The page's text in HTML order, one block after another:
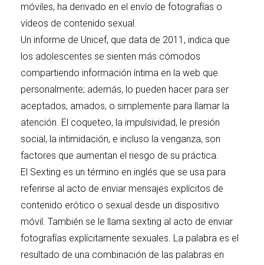
móviles, ha derivado en el envío de fotografías o
vídeos de contenido sexual.
Un informe de Unicef, que data de 2011, indica que
los adolescentes se sienten más cómodos
compartiendo información íntima en la web que
personalmente; además, lo pueden hacer para ser
aceptados, amados, o simplemente para llamar la
atención. El coqueteo, la impulsividad, le presión
social, la intimidación, e incluso la venganza, son
factores que aumentan el riesgo de su práctica.
El Sexting es un término en inglés que se usa para
referirse al acto de enviar mensajes explícitos de
contenido erótico o sexual desde un dispositivo
móvil. También se le llama sexting al acto de enviar
fotografías explícitamente sexuales. La palabra es el
resultado de una combinación de las palabras en